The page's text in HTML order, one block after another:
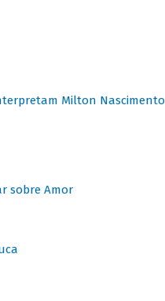
interpretam Milton Nascimento
sobre Amor